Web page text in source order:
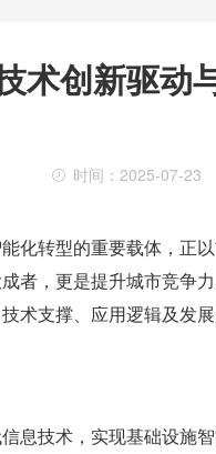
术创新驱动
时间：2025-07-23
化转型的重要载体，正
者，更是提升城市竞争
术支撑、应用逻辑及发
息技术，实现基础设施